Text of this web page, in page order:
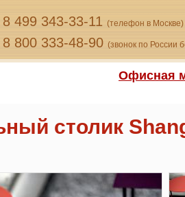
8 499 343-33-11 (телефон в Москве)
8 800 333-48-90 (звонок по России
Офисная
столик